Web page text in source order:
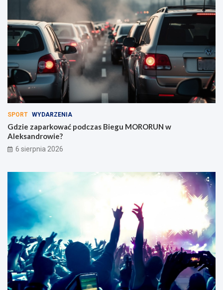
SPORT WYDARZENIA
Gdzie zaparkować podczas Biegu MORORUN w
Aleksandrowie?
6 sierpnia 2026